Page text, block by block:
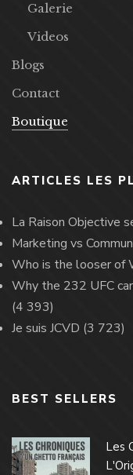
Galerie
Videos
Blogs
Contact
Boutique
ARTICLES LES
La Raison Objective
Marketing vs
Who is the looser of
Why the 232 UFC
(4 393)
Je suis JCVD (3 723)
BEST SELLERS
Les